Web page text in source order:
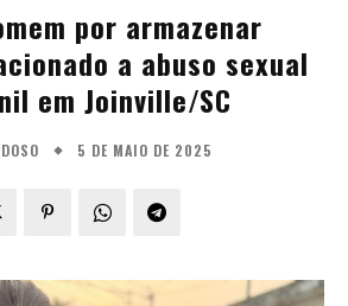
por armazenar
a abuso sexual
em Joinville/SC
5 DE MAIO DE 2025